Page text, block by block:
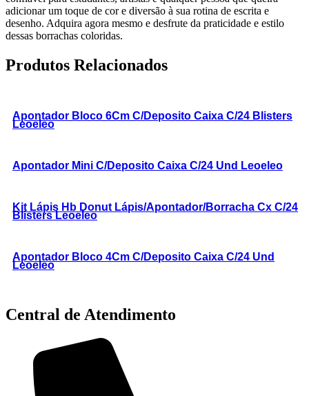
adicionar um toque de cor e diversão à sua rotina de escrita e
desenho. Adquira agora mesmo e desfrute da praticidade e estilo
dessas borrachas coloridas.
Produtos Relacionados
Apontador Bloco 6Cm C/Deposito Caixa C/24 Blisters
Leoeleo
Apontador Mini C/Deposito Caixa C/24 Und Leoeleo
Kit Lápis Hb Donut Lápis/Apontador/Borracha Cx C/24
Blisters Leoeleo
Apontador Bloco 4Cm C/Deposito Caixa C/24 Und
Leoeleo
Central de Atendimento